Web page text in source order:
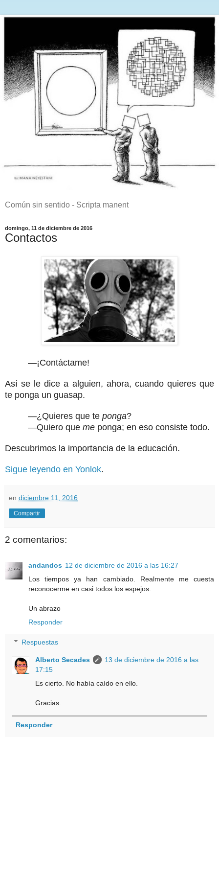
Común sin sentido - Scripta manent
domingo, 11 de diciembre de 2016
Contactos
—¡Contáctame!
Así se le dice a alguien, ahora, cuando quieres que
te ponga un guasap.
—¿Quieres que teponga?
—Quiero queme ponga; en eso consiste todo.
Descubrimos la importancia de la educación.
Sigue leyendo en Yonlok.
en diciembre 11, 2016
Compartir
2 comentarios:
andandos 12 de diciembre de 2016 a las 16:27
Los tiempos ya han cambiado. Realmente me cuesta
reconocerme en casi todos los espejos.
Un abrazo
Responder
Respuestas
Alberto Secades
13 de diciembre de 2016 a las
17:15
Es cierto. No había caído en ello.
Gracias.
Responder